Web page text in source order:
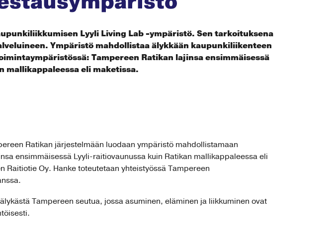
Lyyli Living Lab -ympäristö. Sen tarkoituksena
Ympäristö mahdollistaa älykkään kaupunkiliikenteen
Tampereen Ratikan lajinsa ensimmäisessä
mallikappaleessa eli maketissa.
Ratikan järjestelmään luodaan ympäristö mahdollistamaan
ensimmäisessä Lyyli-raitiovaunussa kuin Ratikan mallikappaleessa eli
Oy. Hanke toteutetaan yhteistyössä Tampereen
Tampereen seutua, jossa asuminen, eläminen ja liikkuminen ovat